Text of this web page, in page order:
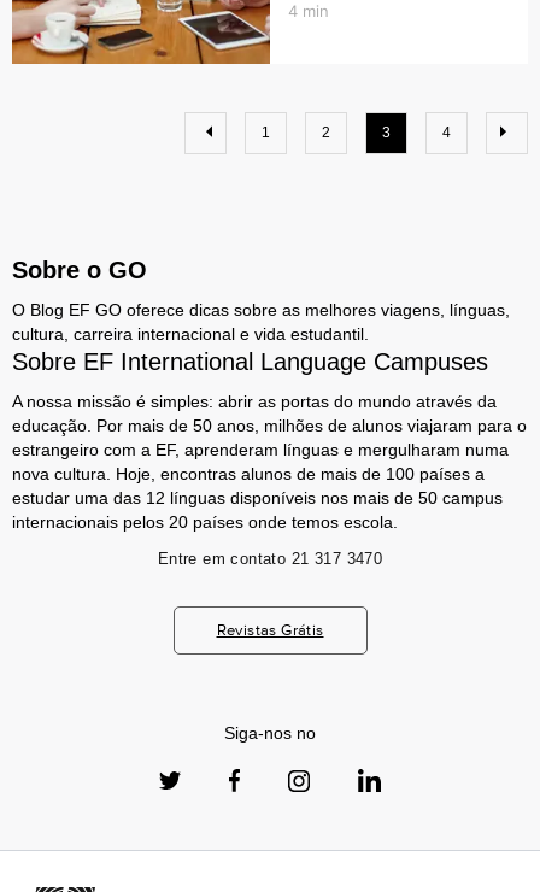
4 min
1 2 3 4
Sobre o GO
O Blog EF GO oferece dicas sobre as melhores viagens, línguas,
cultura, carreira internacional e vida estudantil.
Sobre EF International Language Campuses
A nossa missão é simples: abrir as portas do mundo através da
educação. Por mais de 50 anos, milhões de alunos viajaram para o
estrangeiro com a EF, aprenderam línguas e mergulharam numa
nova cultura. Hoje, encontras alunos de mais de 100 países a
estudar uma das 12 línguas disponíveis nos mais de 50 campus
internacionais pelos 20 países onde temos escola.
Entre em contato 21 317 3470
Revistas Grátis
Siga-nos no